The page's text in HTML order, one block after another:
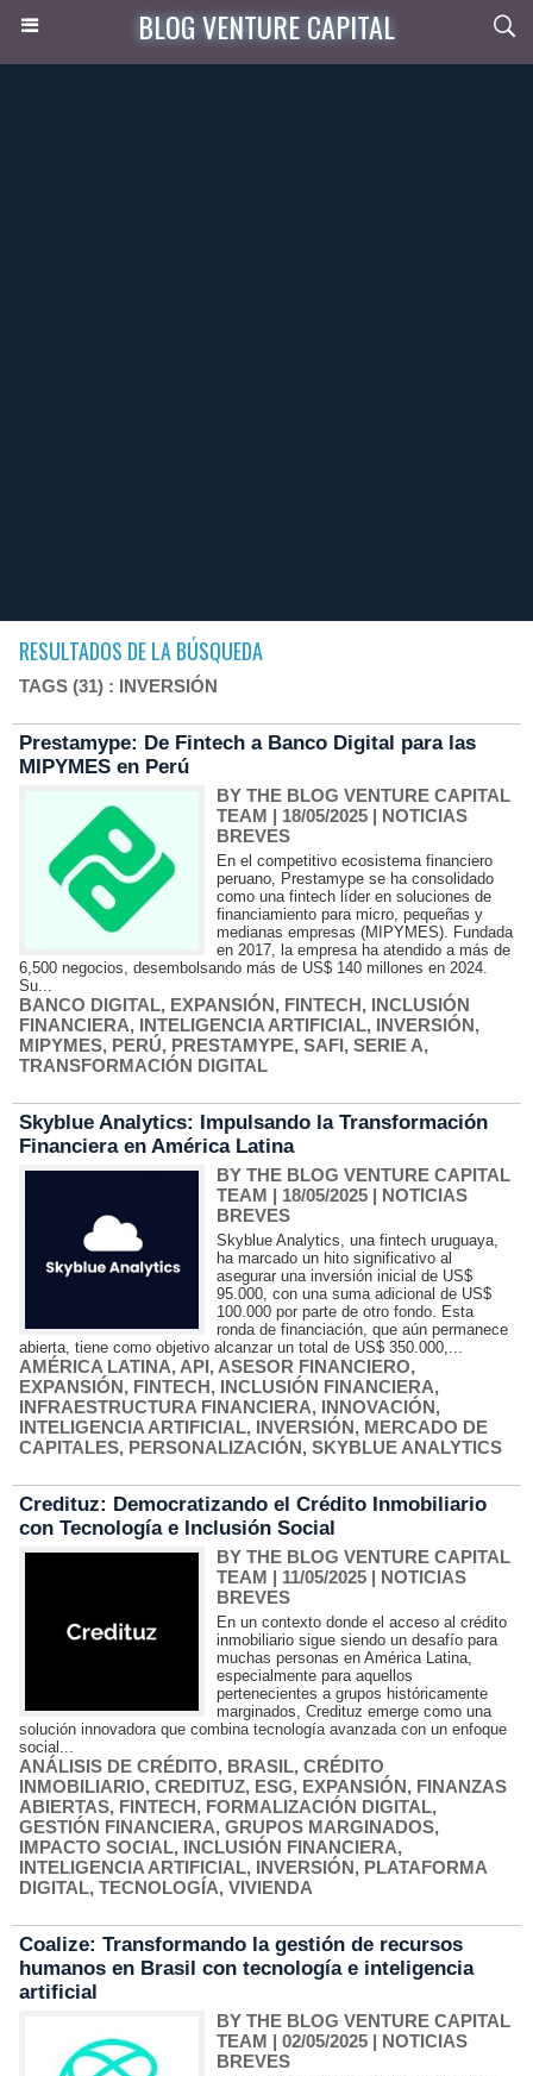
BLOG VENTURE CAPITAL
RESULTADOS DE LA BÚSQUEDA
TAGS (31) : INVERSIÓN
Prestamype: De Fintech a Banco Digital para las
MIPYMES en Perú
BY THE BLOG VENTURE CAPITAL
TEAM | 18/05/2025 | NOTICIAS
BREVES
En el competitivo ecosistema financiero
peruano, Prestamype se ha consolidado
como una fintech líder en soluciones de
financiamiento para micro, pequeñas y
medianas empresas (MIPYMES). Fundada
en 2017, la empresa ha atendido a más de
6,500 negocios, desembolsando más de US$ 140 millones en 2024.
Su...
BANCO DIGITAL, EXPANSIÓN, FINTECH, INCLUSIÓN
FINANCIERA, INTELIGENCIA ARTIFICIAL, INVERSIÓN,
MIPYMES, PERÚ, PRESTAMYPE, SAFI, SERIE A,
TRANSFORMACIÓN DIGITAL
Skyblue Analytics: Impulsando la Transformación
Financiera en América Latina
BY THE BLOG VENTURE CAPITAL
TEAM | 18/05/2025 | NOTICIAS
BREVES
Skyblue Analytics, una fintech uruguaya,
ha marcado un hito significativo al
asegurar una inversión inicial de US$
95.000, con una suma adicional de US$
100.000 por parte de otro fondo. Esta
ronda de financiación, que aún permanece
abierta, tiene como objetivo alcanzar un total de US$ 350.000,...
AMÉRICA LATINA, API, ASESOR FINANCIERO,
EXPANSIÓN, FINTECH, INCLUSIÓN FINANCIERA,
INFRAESTRUCTURA FINANCIERA, INNOVACIÓN,
INTELIGENCIA ARTIFICIAL, INVERSIÓN, MERCADO DE
CAPITALES, PERSONALIZACIÓN, SKYBLUE ANALYTICS
Credituz: Democratizando el Crédito Inmobiliario
con Tecnología e Inclusión Social
BY THE BLOG VENTURE CAPITAL
TEAM | 11/05/2025 | NOTICIAS
BREVES
En un contexto donde el acceso al crédito
inmobiliario sigue siendo un desafío para
muchas personas en América Latina,
especialmente para aquellos
pertenecientes a grupos históricamente
marginados, Credituz emerge como una
solución innovadora que combina tecnología avanzada con un enfoque
social...
ANÁLISIS DE CRÉDITO, BRASIL, CRÉDITO
INMOBILIARIO, CREDITUZ, ESG, EXPANSIÓN, FINANZAS
ABIERTAS, FINTECH, FORMALIZACIÓN DIGITAL,
GESTIÓN FINANCIERA, GRUPOS MARGINADOS,
IMPACTO SOCIAL, INCLUSIÓN FINANCIERA,
INTELIGENCIA ARTIFICIAL, INVERSIÓN, PLATAFORMA
DIGITAL, TECNOLOGÍA, VIVIENDA
Coalize: Transformando la gestión de recursos
humanos en Brasil con tecnología e inteligencia
artificial
BY THE BLOG VENTURE CAPITAL
TEAM | 02/05/2025 | NOTICIAS
BREVES